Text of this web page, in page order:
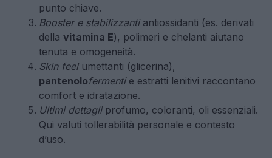
punto chiave.
Booster e stabilizzantiantiossidanti (es. derivati
della vitamina E), polimeri e chelanti aiutano
tenuta e omogeneità.
Skin feelumettanti (glicerina),
pantenolofermentie estratti lenitivi raccontano
comfort e idratazione.
Ultimi dettagliprofumo, coloranti, oli essenziali.
Qui valuti tollerabilità personale e contesto
d’uso.